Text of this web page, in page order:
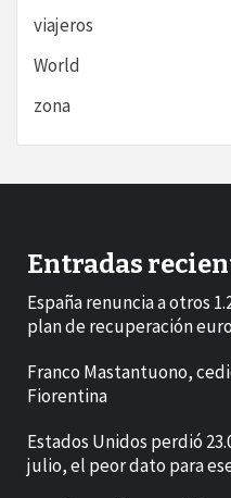
viajeros
World
zona
Entradas
España renuncia a otros
plan de recuperación
Franco Mastantuono,
Fiorentina
Estados Unidos perdió
julio, el peor dato para